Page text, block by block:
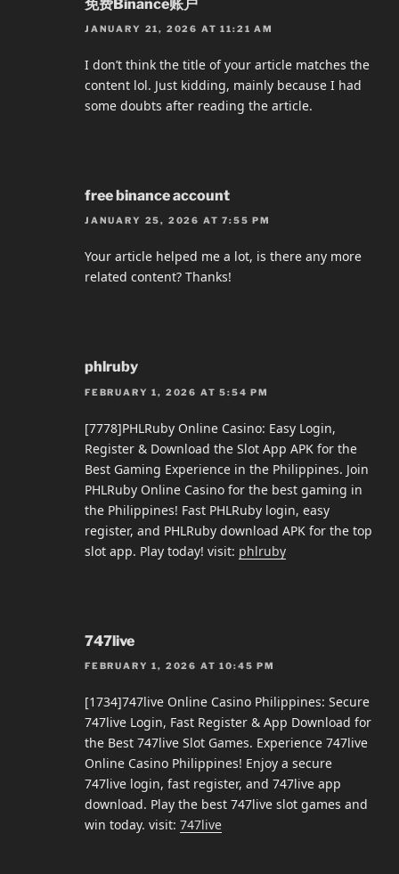
免费Binance账户
JANUARY 21, 2026 AT 11:21 AM
I don’t think the title of your article matches the
content lol. Just kidding, mainly because I had
some doubts after reading the article.
free binance account
JANUARY 25, 2026 AT 7:55 PM
Your article helped me a lot, is there any more
related content? Thanks!
phlruby
FEBRUARY 1, 2026 AT 5:54 PM
[7778]PHLRuby Online Casino: Easy Login,
Register & Download the Slot App APK for the
Best Gaming Experience in the Philippines. Join
PHLRuby Online Casino for the best gaming in
the Philippines! Fast PHLRuby login, easy
register, and PHLRuby download APK for the top
slot app. Play today! visit: phlruby
747live
FEBRUARY 1, 2026 AT 10:45 PM
[1734]747live Online Casino Philippines: Secure
747live Login, Fast Register & App Download for
the Best 747live Slot Games. Experience 747live
Online Casino Philippines! Enjoy a secure
747live login, fast register, and 747live app
download. Play the best 747live slot games and
win today. visit: 747live